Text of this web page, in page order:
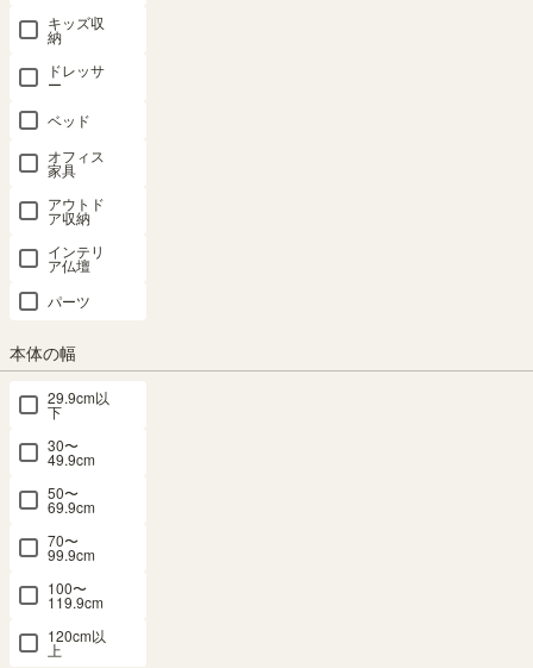
キッズ収
納
ドレッサ
ー
ベッド
オフィス
家具
アウトド
ア収納
インテリ
ア仏壇
パーツ
本体の幅
29.9cm以
下
30〜
49.9cm
50〜
69.9cm
70〜
99.9cm
100〜
119.9cm
120cm以
上
暮らしに、“飾る”という楽しみを
S字が目を引く50V型対応のテレビ台。オープンデザインでディスプ
も楽しめます。
テレビ台 幅119cm 高さ39cm ブラック 黒
木目 50V型対応 TVボード ローボード ノア
リス NAL-4012BK